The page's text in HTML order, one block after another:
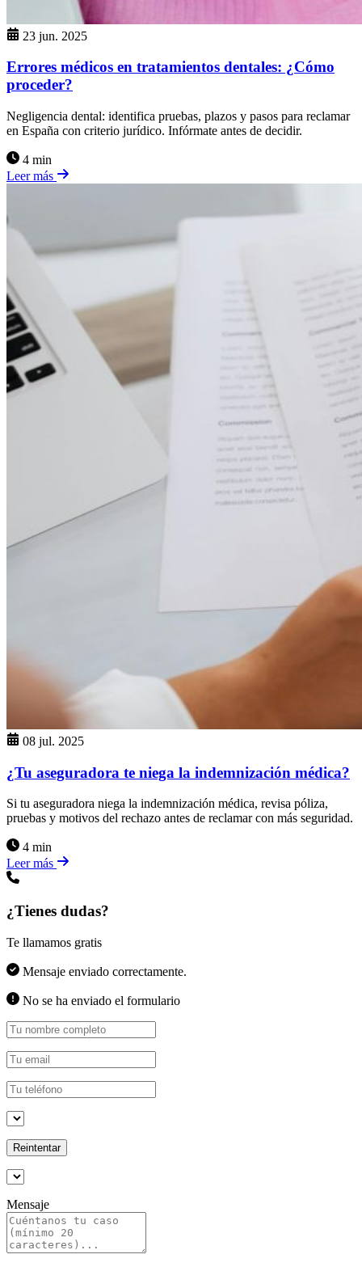
23 jun. 2025
Errores médicos en tratamientos dentales: ¿Cómo
proceder?
Negligencia dental: identifica pruebas, plazos y pasos para reclamar
en España con criterio jurídico. Infórmate antes de decidir.
4 min
Leer más
08 jul. 2025
¿Tu aseguradora te niega la indemnización médica?
Si tu aseguradora niega la indemnización médica, revisa póliza,
pruebas y motivos del rechazo antes de reclamar con más seguridad.
4 min
Leer más
¿Tienes dudas?
Te llamamos gratis
Mensaje enviado correctamente.
No se ha enviado el formulario
Reintentar
Mensaje